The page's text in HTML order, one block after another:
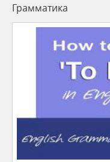
Грамматика